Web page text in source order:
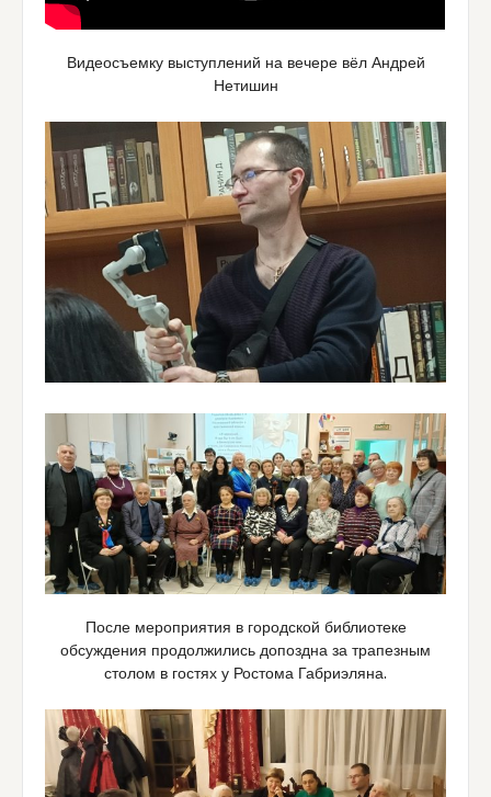
Видеосъемку выступлений на вечере вёл Андрей
Нетишин
После мероприятия в городской библиотеке
обсуждения продолжились допоздна за трапезным
столом в гостях у Ростома Габриэляна.